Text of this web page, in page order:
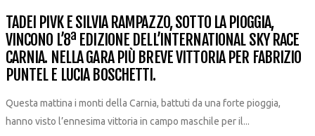
TADEI PIVK E SILVIA RAMPAZZO, SOTTO LA PIOGGIA,
VINCONO L’8ª EDIZIONE DELL’INTERNATIONAL SKY RACE
CARNIA. NELLA GARA PIÙ BREVE VITTORIA PER FABRIZIO
PUNTEL E LUCIA BOSCHETTI.
Questa mattina i monti della Carnia, battuti da una forte pioggia,
hanno visto l’ennesima vittoria in campo maschile per il...